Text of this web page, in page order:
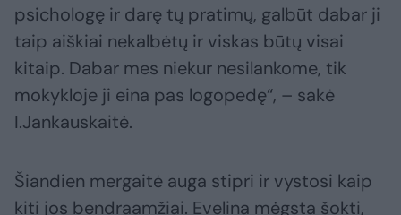
psichologę ir darę tų pratimų, galbūt dabar ji
taip aiškiai nekalbėtų ir viskas būtų visai
kitaip. Dabar mes niekur nesilankome, tik
mokykloje ji eina pas logopedę“, – sakė
I.Jankauskaitė.
Šiandien mergaitė auga stipri ir vystosi kaip
kiti jos bendraamžiai. Evelina mėgsta šokti,